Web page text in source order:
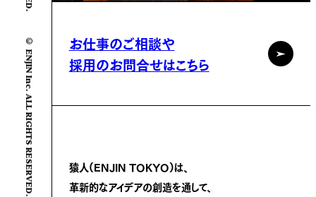
© ENJIN Inc. ALL RIGHTS RESERVED.
お仕事のご相談や
採用のお問合せはこちら
猿人(ENJIN TOKYO)は、
革新的なアイデアの創造を通して、